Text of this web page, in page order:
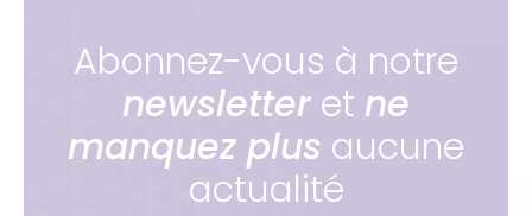
Abonnez-vous à notre
newsletter et ne
manquez plus aucune
actualité